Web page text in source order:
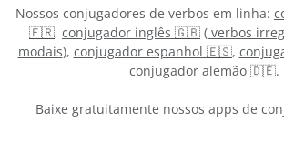
Nossos conjugadores de verbos em linha:
🇫🇷, conjugador inglês 🇬🇧 ( verbos
modais), conjugador espanhol 🇪🇸,
conjugador alemão 🇩🇪.
Baixe gratuitamente nossos apps de